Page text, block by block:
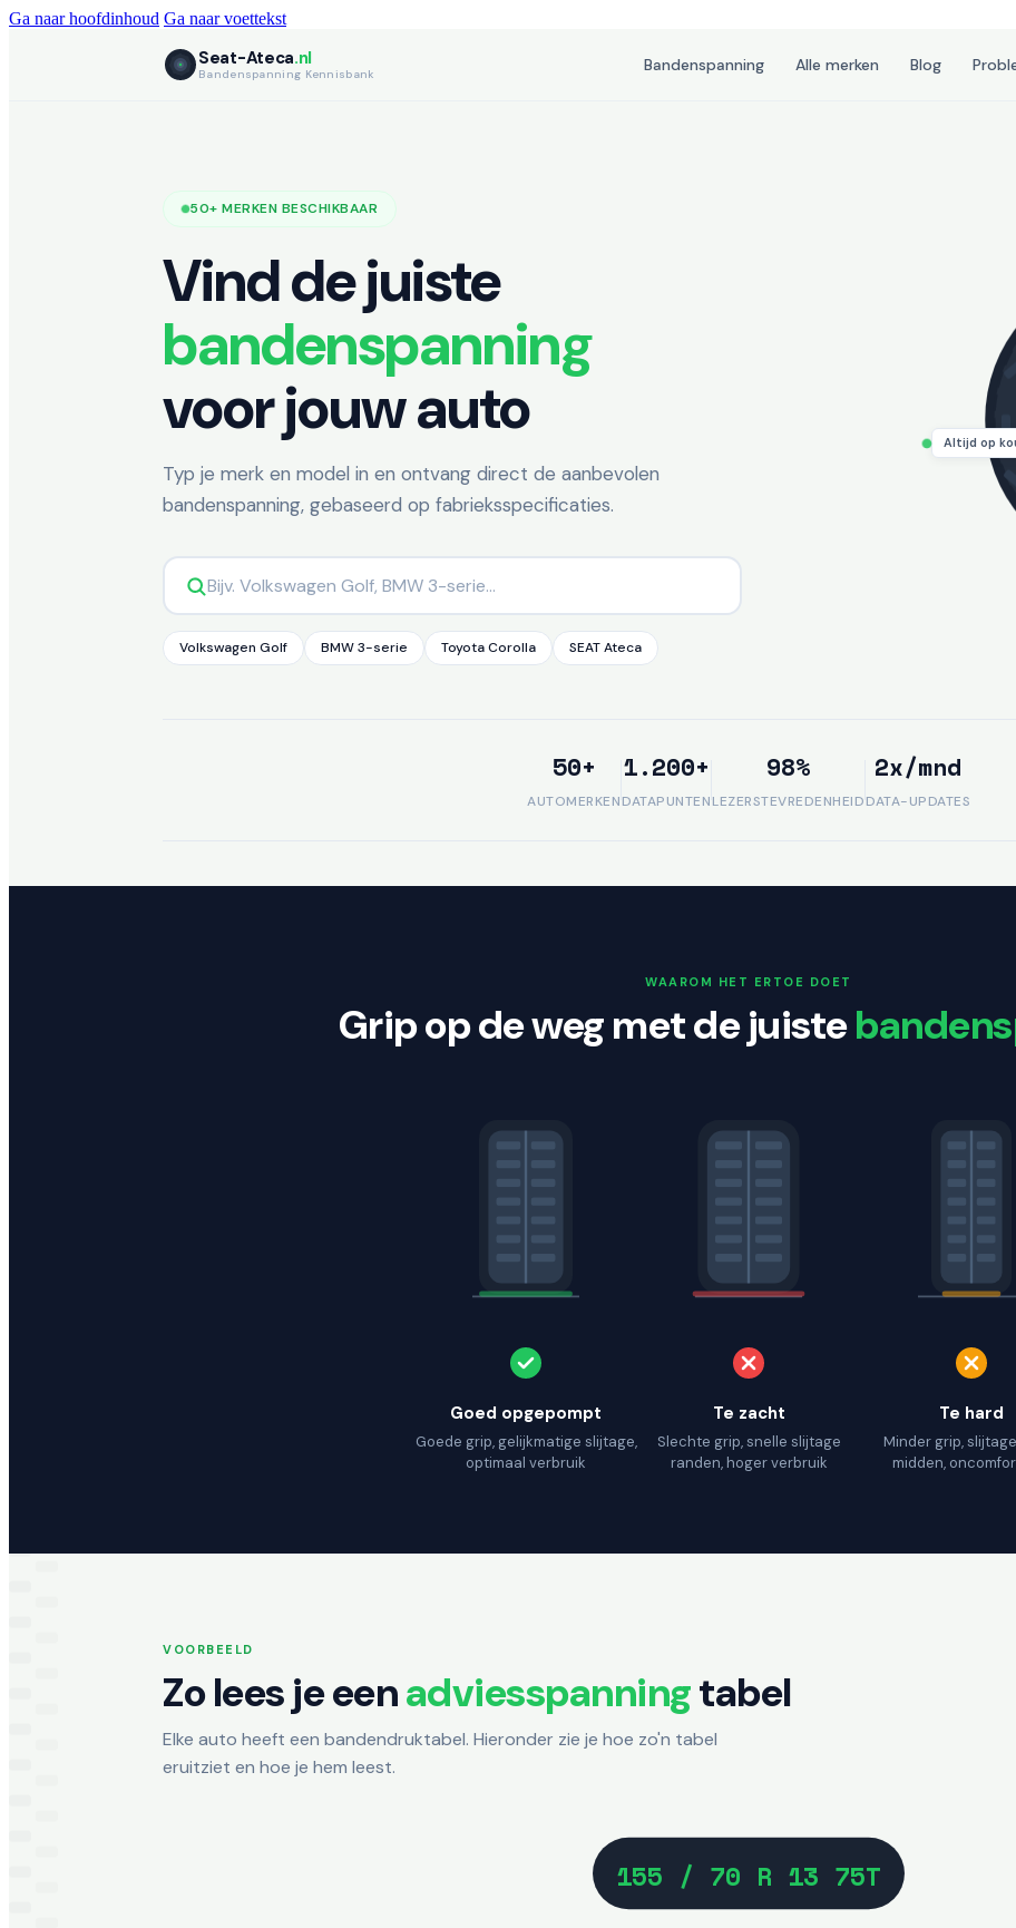
Ga naar hoofdinhoud Ga naar voettekst
Seat-Ateca.nl
Bandenspanning Kennisbank Bandenspanning Alle merken Blog
50+ MERKEN BESCHIKBAAR
Vind de juiste
bandenspanning
voor jouw auto
Typ je merk en model in en ontvang direct de aanbevolen
bandenspanning, gebaseerd op fabrieksspecificaties.
Volkswagen Golf BMW 3-serie Toyota Corolla SEAT Ateca
Altijd op
50+
AUTOMERKEN
1.200+
DATAPUNTEN
98%
LEZERSTEVREDENHEID
2x/mnd
DATA-UPDATES
WAAROM HET ERTOE DOET
Grip op de weg met de juiste
Goed opgepompt
Goede grip, gelijkmatige slijtage,
optimaal verbruik
Te zacht
Slechte grip, snelle slijtage
randen, hoger verbruik
Te hard
Minder grip,
midden,
VOORBEELD
Zo lees je eenadviesspanningtabel
Elke auto heeft een bandendruktabel. Hieronder zie je hoe zo'n tabel
eruitziet en hoe je hem leest.
155 / 70 R 13 75T